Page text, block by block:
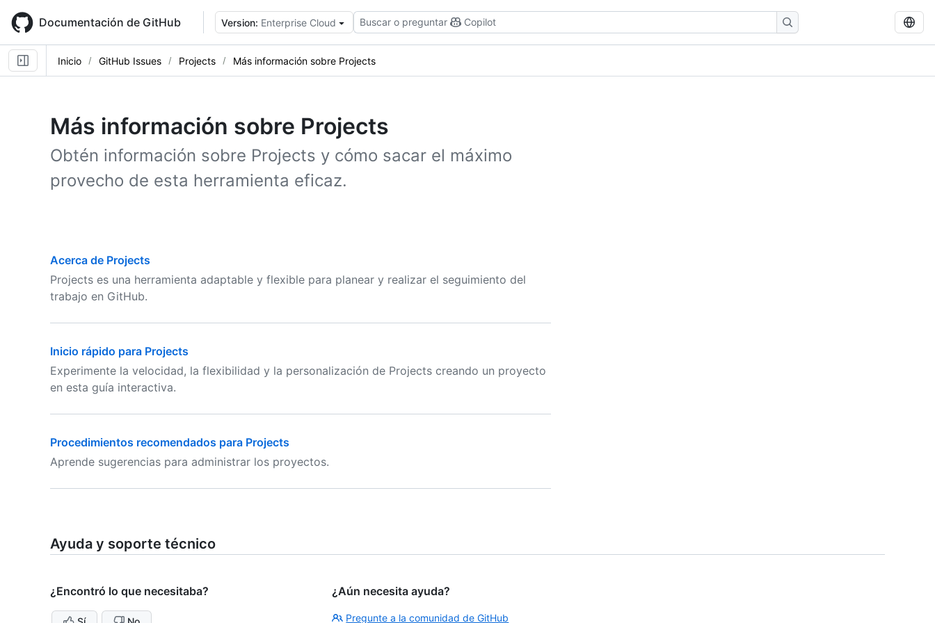
main
content
Documentación de GitHub Version: Enterprise Cloud Buscar o preguntar Copilot
Inicio GitHub Issues Projects Más información sobre Projects
Más información sobre Projects
Obtén información sobre Projects y cómo sacar el máximo
provecho de esta herramienta eficaz.
Acerca de Projects
Projects es una herramienta adaptable y flexible para planear y realizar el seguimiento del
trabajo en GitHub.
Inicio rápido para Projects
Experimente la velocidad, la flexibilidad y la personalización de Projects creando un proyecto
en esta guía interactiva.
Procedimientos recomendados para Projects
Aprende sugerencias para administrar los proyectos.
Ayuda y soporte técnico
¿Encontró lo que necesitaba? ¿Aún necesita ayuda?
Pregunte a la comunidad de GitHub